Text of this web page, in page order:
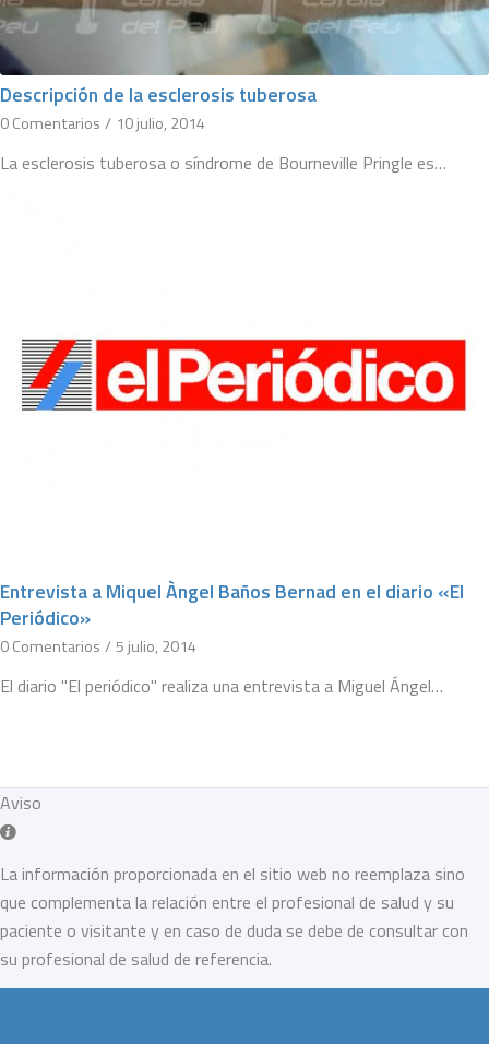
Descripción de la esclerosis tuberosa
0 Comentarios / 10 julio, 2014
La esclerosis tuberosa o síndrome de Bourneville Pringle es…
Entrevista a Miquel Àngel Baños Bernad en el diario «El
Periódico»
0 Comentarios /5 julio, 2014
El diario "El periódico" realiza una entrevista a Miguel Ángel…
Aviso
La información proporcionada en el sitio web no reemplaza sino
que complementa la relación entre el profesional de salud y su
paciente o visitante y en caso de duda se debe de consultar con
su profesional de salud de referencia.